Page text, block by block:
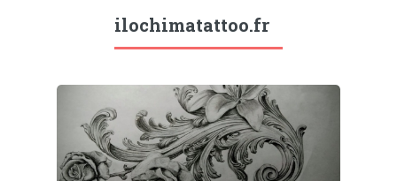
ilochimatattoo.fr